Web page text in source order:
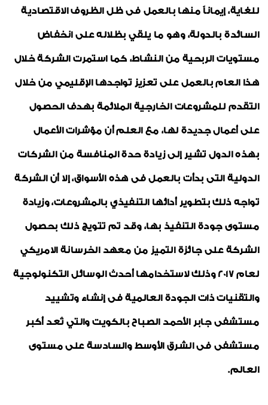
للغاية، إيماناً منها بالعمل فى ظل الظروف الاقتصادية
السائدة بالدولة، وهو ما يلقي بظلاله على انخفاض
مستويات الربحية من النشاط، كما استمرت الشركة خلال
هذا العام بالعمل على تعزيز تواجدها الإقليمي من خلال
التقدم للمشروعات الخارجية الملائمة بهدف الحصول
على أعمال جديدة لها، مع العلم أن مؤشرات الأعمال
بهذه الدول تشير إلى زيادة حدة المنافسة من الشركات
الدولية التى بدأت بالعمل فى هذه الأسواق، إلا أن الشركة
تواجه ذلك بتطوير أدائها التنفيذي بالمشروعات، وزيادة
مستوى جودة التنفيذ بها، وقد تم تتويج ذلك بحصول
الشركة على جائزة التميز من معهد الخرسانة الامريكي
لعام 2017 وذلك لاستخدامها أحدث الوسائل التكنولوجية
والتقنيات ذات الجودة العالمية فى إنشاء وتشييد
مستشفى جابر الأحمد الصباح بالكويت والتي تُعد أكبر
مستشفى فى الشرق الأوسط والسادسة على مستوى
العالم.